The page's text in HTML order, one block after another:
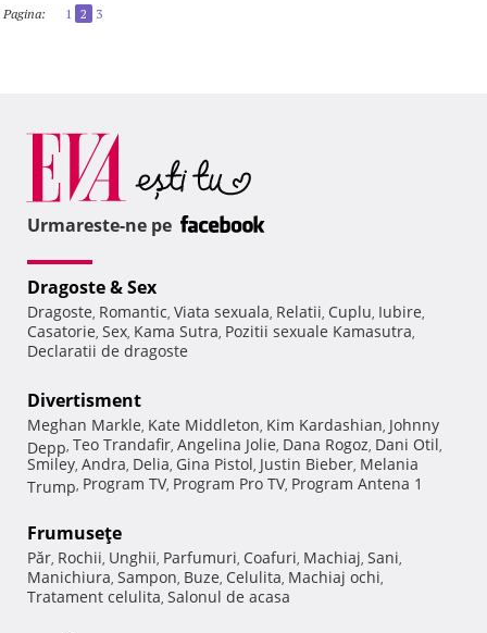
Pagina: 1 2 3
Urmareste-ne pe
Dragoste & Sex
Dragoste, Romantic, Viata sexuala, Relatii, Cuplu, Iubire,
Casatorie, Sex, Kama Sutra, Pozitii sexuale Kamasutra,
Declaratii de dragoste
Divertisment
Meghan Markle, Kate Middleton, Kim Kardashian, Johnny
Depp, Teo Trandafir, Angelina Jolie, Dana Rogoz, Dani Otil,
Smiley, Andra, Delia, Gina Pistol, Justin Bieber, Melania
Trump, Program TV, Program Pro TV, Program Antena 1
Frumuseţe
Păr, Rochii, Unghii, Parfumuri, Coafuri, Machiaj, Sani,
Manichiura, Sampon, Buze, Celulita, Machiaj ochi,
Tratament celulita, Salonul de acasa